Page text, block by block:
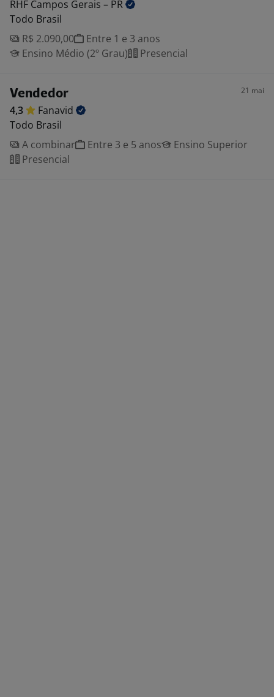
RHF Campos Gerais – PR
Todo Brasil
R$ 2.090,00
Entre 1 e 3 anos
Ensino Médio (2º Grau)
Presencial
Vendedor 21 mai
4,3
Fanavid
Todo Brasil
A combinar
Entre 3 e 5 anos
Ensino Superior
Presencial